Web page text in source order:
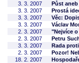
3. 3. 2007
Půst
3. 3. 2007
Prostá
3. 3. 2007
Věc:
3. 3. 2007
Václav
2. 3. 2007
"Nejvíce
2. 3. 2007
Petru
3. 3. 2007
Rada
2. 3. 2007
Pozor!
18. 2. 2007